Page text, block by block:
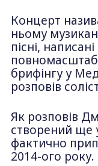
Концерт
ньому
пісні,
брифінгу у
розповів
Як розповів
створений ще
фактично
2014-ого року.